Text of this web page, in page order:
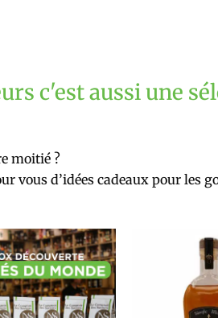
c'est aussi une
moitié ?
vous d’idées cadeaux pour les
Ce
produit
a
plusieurs